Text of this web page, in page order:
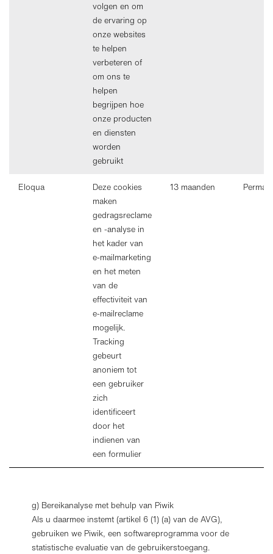
volgen en om
de ervaring op
onze websites
te helpen
verbeteren of
om ons te
helpen
begrijpen hoe
onze producten
en diensten
worden
gebruikt
Eloqua
Deze cookies
maken
gedragsreclame
en -analyse in
het kader van
e-mailmarketing
en het meten
van de
effectiviteit van
e-mailreclame
mogelijk.
Tracking
gebeurt
anoniem tot
een gebruiker
zich
identificeert
door het
indienen van
een formulier
13 maanden
g) Bereikanalyse met behulp van Piwik
Als u daarmee instemt (artikel 6 (1) (a) van de AVG),
gebruiken we Piwik, een softwareprogramma voor de
statistische evaluatie van de gebruikerstoegang.